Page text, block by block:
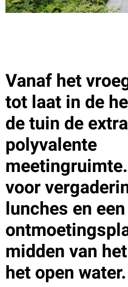
Vanaf het
tot laat in de
de tuin de extra
polyvalente
voor
lunches en
midden van
het open water.